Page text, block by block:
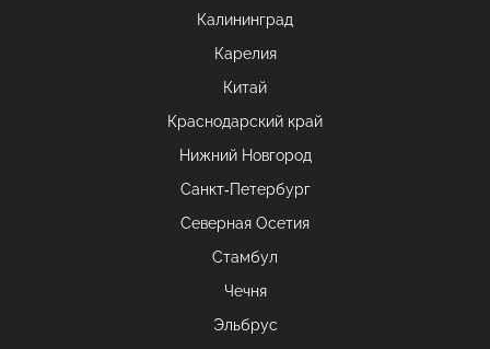
Калининград
Карелия
Китай
Краснодарский край
Нижний Новгород
Санкт-Петербург
Северная Осетия
Стамбул
Чечня
Эльбрус